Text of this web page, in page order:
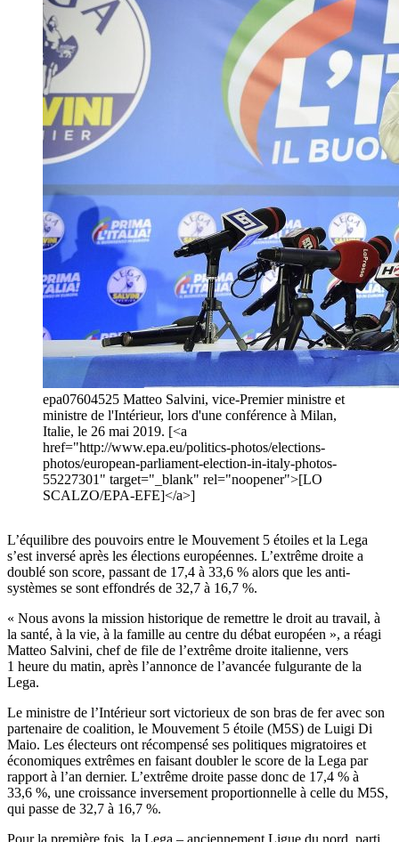
epa07604525 Matteo Salvini, vice-Premier ministre et
ministre de l'Intérieur, lors d'une conférence à Milan,
Italie, le 26 mai 2019. [<a
href="http://www.epa.eu/politics-photos/elections-
photos/european-parliament-election-in-italy-photos-
55227301" target="_blank" rel="noopener">[LO
SCALZO/EPA-EFE]</a>]
L’équilibre des pouvoirs entre le Mouvement 5 étoiles et la Lega
s’est inversé après les élections européennes. L’extrême droite a
doublé son score, passant de 17,4 à 33,6 % alors que les anti-
systèmes se sont effondrés de 32,7 à 16,7 %.
« Nous avons la mission historique de remettre le droit au travail, à
la santé, à la vie, à la famille au centre du débat européen », a réagi
Matteo Salvini, chef de file de l’extrême droite italienne, vers
1 heure du matin, après l’annonce de l’avancée fulgurante de la
Lega.
Le ministre de l’Intérieur sort victorieux de son bras de fer avec son
partenaire de coalition, le Mouvement 5 étoile (M5S) de Luigi Di
Maio. Les électeurs ont récompensé ses politiques migratoires et
économiques extrêmes en faisant doubler le score de la Lega par
rapport à l’an dernier. L’extrême droite passe donc de 17,4 % à
33,6 %, une croissance inversement proportionnelle à celle du M5S,
qui passe de 32,7 à 16,7 %.